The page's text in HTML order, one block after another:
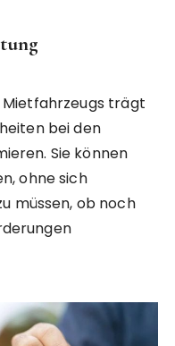
Mietfahrzeugs trägt
bei den
Sie können
ohne sich
müssen, ob noch